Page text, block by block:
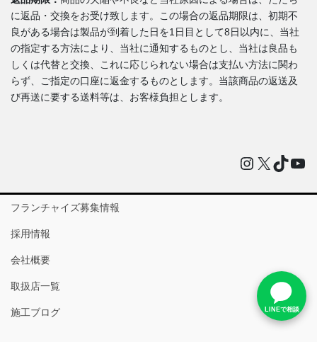
に返品・交換をお受け致します。この場合の返品期限は、初期不
良がある場合は製品が到着した日を1日目として8日以内に、当社
の指定する方法により、当社に通知するものとし、当社は良品も
しくは代替と交換、これに応じられない場合は支払い方法に関わ
らず、ご指定の口座に返金するものとします。当該商品の返送及
び再送に要する送料等は、お客様負担とします。
Instagram
X
LINEで相談
フランチャイズ募集情報
採用情報
会社概要
取扱店一覧
施工ブログ